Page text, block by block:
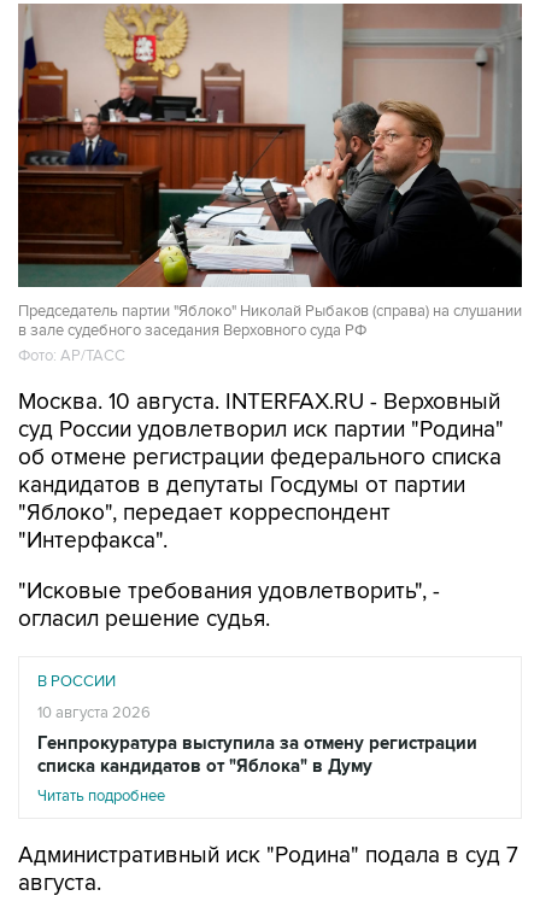
Председатель партии "Яблоко" Николай Рыбаков (справа) на слушании
в зале судебного заседания Верховного суда РФ
Фото: АР/ТАСС
Москва. 10 августа. INTERFAX.RU - Верховный
суд России удовлетворил иск партии "Родина"
об отмене регистрации федерального списка
кандидатов в депутаты Госдумы от партии
"Яблоко", передает корреспондент
"Интерфакса".
"Исковые требования удовлетворить", -
огласил решение судья.
В РОССИИ
10 августа 2026
Генпрокуратура выступила за отмену регистрации
списка кандидатов от "Яблока" в Думу
Читать подробнее
Административный иск "Родина" подала в суд 7
августа.